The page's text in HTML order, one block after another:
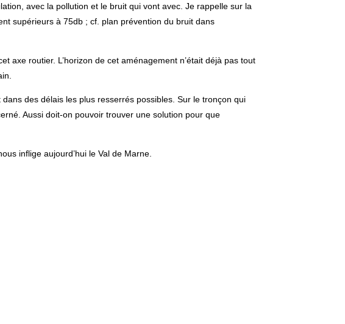
avec la pollution et le bruit qui vont avec. Je rappelle sur la
supérieurs à 75db ; cf. plan prévention du bruit dans
axe routier. L’horizon de cet aménagement n’était déjà pas tout
des délais les plus resserrés possibles. Sur le tronçon qui
Aussi doit-on pouvoir trouver une solution pour que
inflige aujourd’hui le Val de Marne.